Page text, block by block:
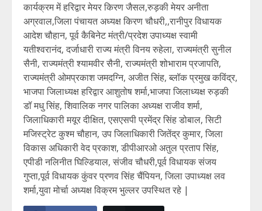
कार्यक्रम में हरिद्वार मेयर किरण जैसल,रुड़की मेयर अनीता
अग्रवाल,जिला पंचायत अध्यक्ष किरण चौधरी,,रानीपुर विधायक
आदेश चौहान, पूर्व कैबिनेट मंत्री/प्रदेश उपाध्यक्ष स्वामी
यतीश्वरानंद, दर्जाधारी राज्य मंत्री विनय रुहेला, राज्यमंत्री सुनील
सैनी, राज्यमंत्री श्यामवीर सैनी, राज्यमंत्री शोभाराम प्रजापति,
राज्यमंत्री ओमप्रकाश जमदग्नि, अजीत सिंह, ब्लॉक प्रमुख कविंद्र,
भाजपा जिलाध्यक्ष हरिद्वार आशुतोष शर्मा,भाजपा जिलाध्यक्ष रुड़की
डॉ मधु सिंह, शिवालिक नगर पालिका अध्यक्ष राजीव शर्मा,
जिलाधिकारी मयूर दीक्षित, एसएसपी प्रमेंद्र सिंह डोबाल, सिटी
मजिस्ट्रेट कुश्म चौहान, उप जिलाधिकारी जितेंद्र कुमार, जिला
विकास अधिकारी वेद प्रकाश, डीपीआरओ अतुल प्रताप सिंह,
एपीडी नलिनीत घिल्डियाल, संजीव चौधरी,पूर्व विधायक संजय
गुप्ता,पूर्व विधायक कुंवर प्रणव सिंह चैंपियन, जिला उपाध्यक्ष लव
शर्मा,युवा मोर्चा अध्यक्ष विक्रम भुल्लर उपस्थित रहे |